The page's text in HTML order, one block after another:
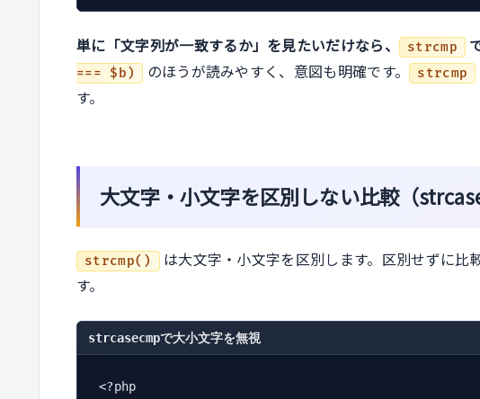
単に「文字列が一致するか」を見たいだけなら、 strcmp
=== $b)
のほうが読みやすく、意図も明確です。 strcmp
す。
大文字・小文字を区別しない比較（
strcmp() は大文字・小文字を区別します。区別せずに比
す。
strcasecmpで大小文字を無視
<?